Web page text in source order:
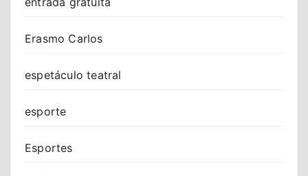
Erasmo Carlos
espetáculo teatral
esporte
Esportes